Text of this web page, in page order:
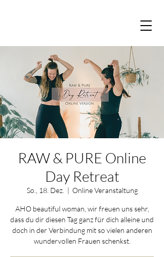
RAW & PURE Online
Day Retreat
So., 18. Dez.
  |
Online Veranstaltung
AHO beautiful woman, wir freuen uns sehr,
dass du dir diesen Tag ganz für dich alleine und
doch in der Verbindung mit so vielen anderen
wundervollen Frauen schenkst.